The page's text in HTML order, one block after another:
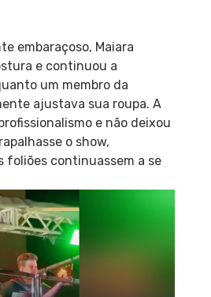
embaraçoso, Maiara
e continuou a
um membro da
ajustava sua roupa. A
e não deixou
o show,
foliões continuassem a se